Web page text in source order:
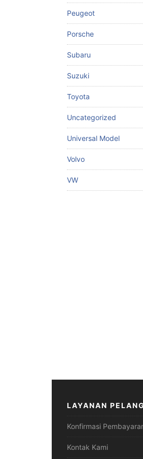
Peugeot
Porsche
Subaru
Suzuki
Toyota
Uncategorized
Universal Model
Volvo
VW
LAYANAN
Konfirmasi
Kontak Kami